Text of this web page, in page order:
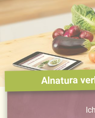
Alnatura